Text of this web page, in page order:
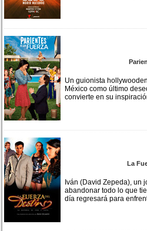
Un guionista
México como último
convierte en su
La
Iván (David Zepeda), un
abandonar todo lo que
día regresará para